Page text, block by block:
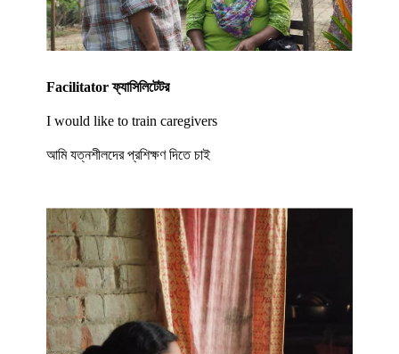
Facilitator ফ্যাসিলিটেটর
I would like to train caregivers
আমি যত্নশীলদের প্রশিক্ষণ দিতে চাই